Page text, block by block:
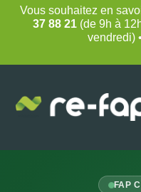
Vous souhaitez en
37 88 21 (de 9h à
vendredi)
FAP